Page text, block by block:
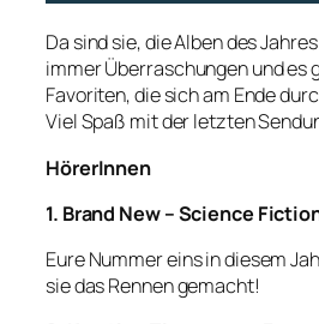
Da sind sie, die Alben des
immer Überraschungen und es
Favoriten, die sich am Ende
Viel Spaß mit der letzten
HörerInnen
1. Brand New – Science
Eure Nummer eins in diesem
sie das Rennen gemacht!